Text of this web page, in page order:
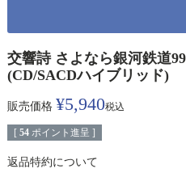
交響詩 さよなら銀河鉄道
(CD/SACDハイブリッド)
販売価格 ¥5,940税込
[ 54 ポイント進呈 ]
返品特約について